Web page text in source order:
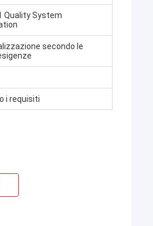
Quality System
secondo le
i requisiti